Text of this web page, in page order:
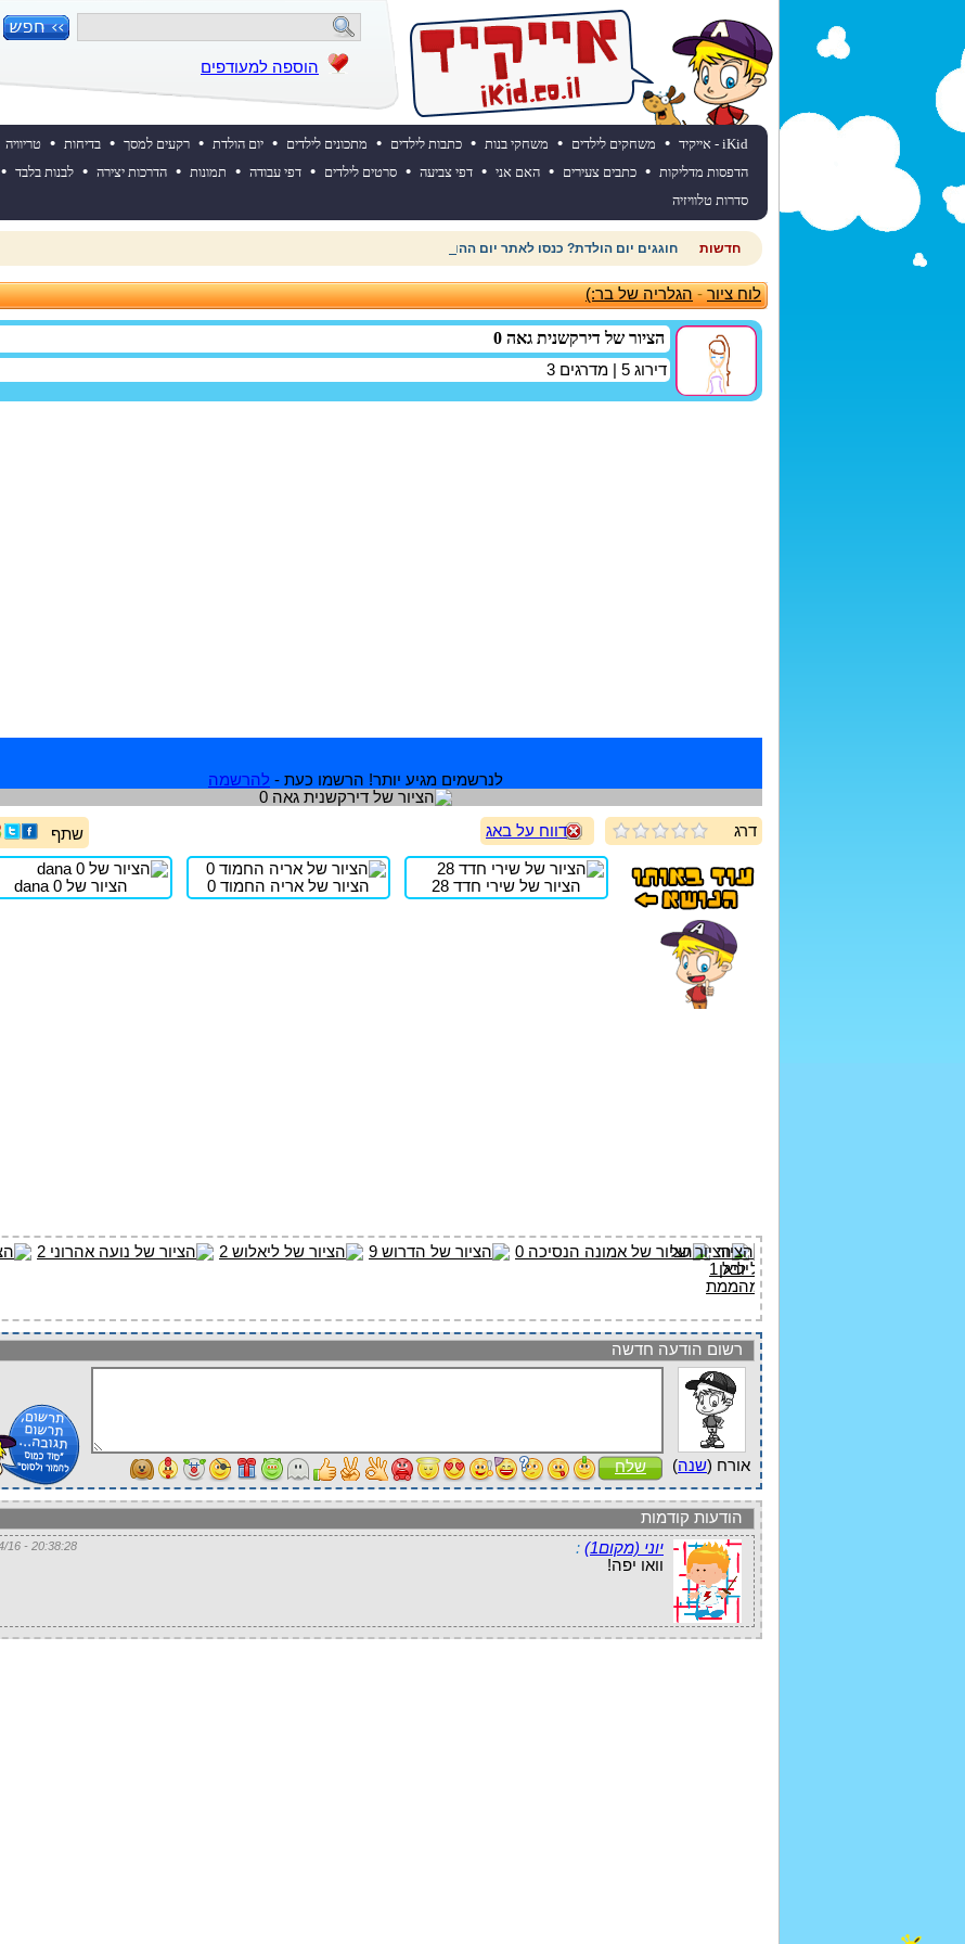
הוספה למעודפים
iKid - אייקיד • משחקים לילדים • משחקי בנות • כתבות לילדים • מתכונים לילדים • יום הולדת • רקעים למסך • בדיחות • טריוויה
הדפסות מדליקות • כתבים צעירים • האם אני • דפי צביעה • סרטים לילדים • דפי עבודה • תמונות • הדרכות יצירה • לבנות בלבד •
סדרות טלוויזיה
חדשות חוגגים יום הולדת? כנסו לאתר יום ההולדת של אייקיד! למעבר לאתר לחצו כאן
לוח ציור-הגלריה של בר:)
הציור של דירקשנית גאה 0
דירוג 5 | מדרגים 3
לנרשמים מגיע יותר! הרשמו כעת - להרשמה
דרג דווח על באג שתף
הציור של שירי חדד 28 הציור של אריה החמוד 0 הציור של dana 0
רשום הודעה חדשה
אורח (שנה) שלח
הודעות קודמות
יוני (מקום1)
:
20:38:28 - 27/04/16
וואו יפה!